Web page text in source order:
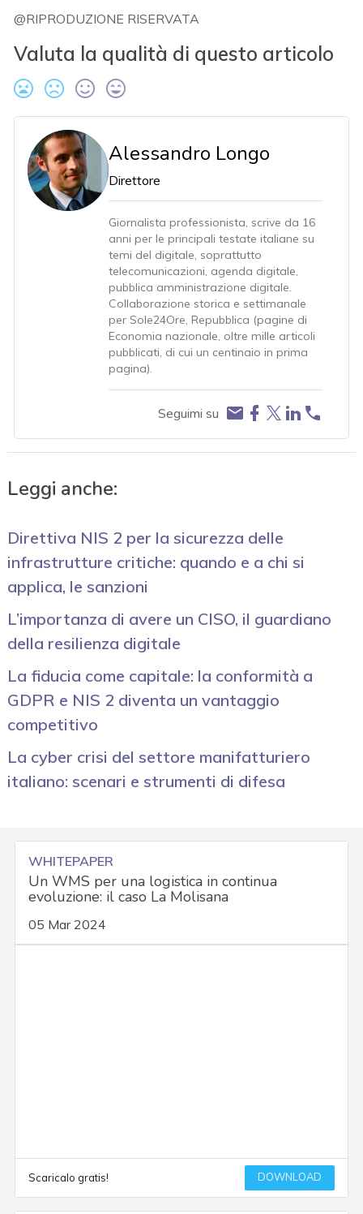
@RIPRODUZIONE RISERVATA
Valuta la qualità di questo articolo
Alessandro Longo
Direttore
Giornalista professionista, scrive da 16
anni per le principali testate italiane su
temi del digitale, soprattutto
telecomunicazioni, agenda digitale,
pubblica amministrazione digitale.
Collaborazione storica e settimanale
per Sole24Ore, Repubblica (pagine di
Economia nazionale, oltre mille articoli
pubblicati, di cui un centinaio in prima
pagina).
Seguimi su
Leggi anche:
Direttiva NIS 2 per la sicurezza delle
infrastrutture critiche: quando e a chi si
applica, le sanzioni
L’importanza di avere un CISO, il guardiano
della resilienza digitale
La fiducia come capitale: la conformità a
GDPR e NIS 2 diventa un vantaggio
competitivo
La cyber crisi del settore manifatturiero
italiano: scenari e strumenti di difesa
WHITEPAPER
Un WMS per una logistica in continua
evoluzione: il caso La Molisana
05 Mar 2024
Scaricalo gratis! DOWNLOAD